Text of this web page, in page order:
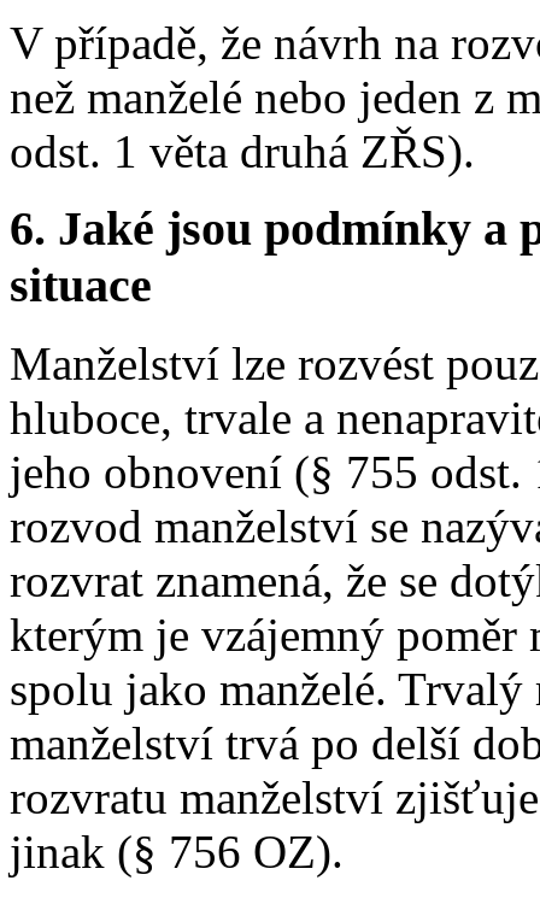
V případě, že návrh na
než manželé nebo jeden z
odst. 1 věta druhá ZŘS).
6. Jaké jsou podmínky a
situace
Manželství lze rozvést
hluboce, trvale a
jeho obnovení (§ 755
rozvod manželství se
rozvrat znamená, že se
kterým je vzájemný
spolu jako manželé. Trvalý
manželství trvá po delší
rozvratu manželství
jinak (§ 756 OZ).